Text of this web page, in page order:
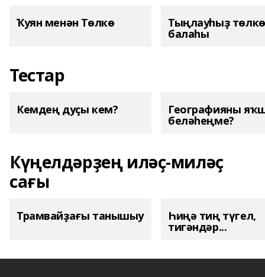
Ҡуян менән Төлкө Тыңлауһыҙ төлкө
балаһы
Тестар
Кемдең дуҫы кем? Географияны
беләһеңме?
Күңелдәрҙең иләҫ-миләҫ
сағы
Трамвайҙағы танышыу Һиңә тиң түгел,
тигәндәр...